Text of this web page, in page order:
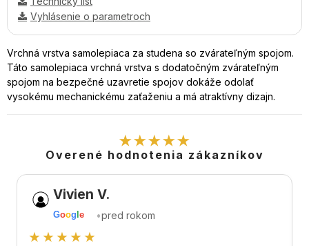
Vyhlásenie o parametroch
Vrchná vrstva samolepiaca za studena so zvárateľným spojom.
Táto samolepiaca vrchná vrstva s dodatočným zvárateľným
spojom na bezpečné uzavretie spojov dokáže odolať
vysokému mechanickému zaťaženiu a má atraktívny dizajn.
★★★★★
Overené hodnotenia zákazníkov
Vivien V.
Goog le •pred rokom
★★★★★